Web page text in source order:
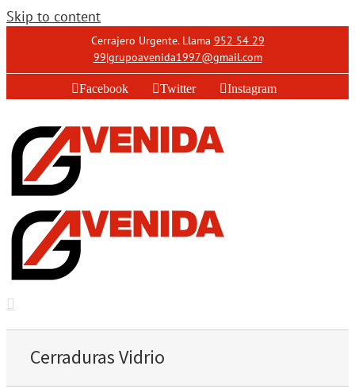
Skip to content
Cerrajero Urgente. Llama 952 54 29
99|grupoavenida1997@gmail.com
Facebook Twitter Instagram
Cerraduras Vidrio